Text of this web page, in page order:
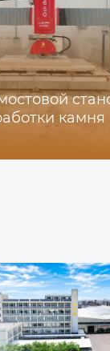
камня